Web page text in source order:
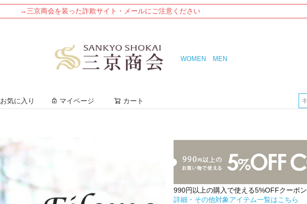
→三京商会を装った詐欺サイト・メールにご注意ください
WOMEN MEN
お気に入り マイページ カート
990円以上の購入で使える5%OFFクーポン
詳細・その他対象アイテム一覧はこちら